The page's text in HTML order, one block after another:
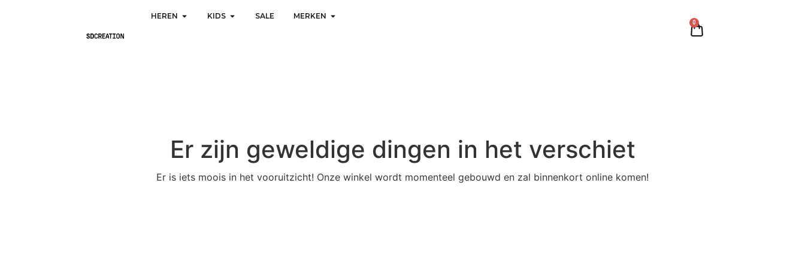
HEREN KIDS SALE MERKEN
0
Er zijn geweldige dingen in het verschiet
Er is iets moois in het vooruitzicht! Onze winkel wordt momenteel gebouwd en zal binnenkort online komen!